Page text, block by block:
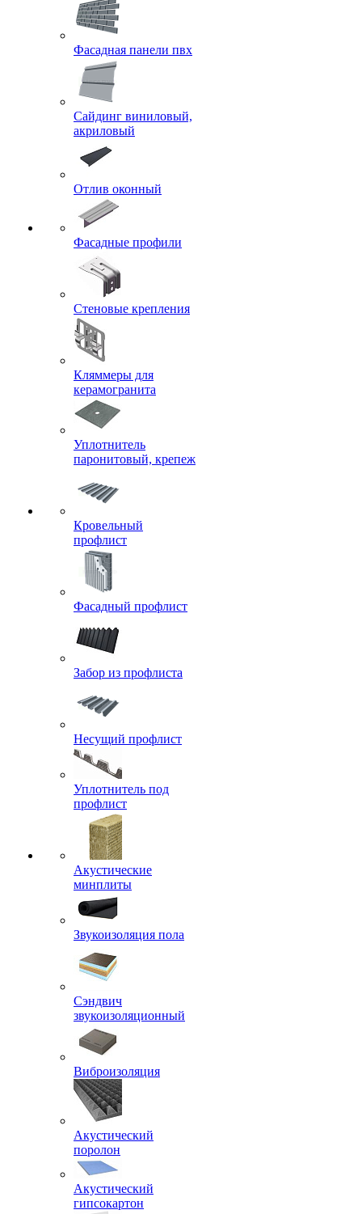
Фасадная панели пвх
Сайдинг виниловый,
акриловый
Отлив оконный
Фасадные профили
Стеновые крепления
Кляммеры для
керамогранита
Уплотнитель
паронитовый, крепеж
Кровельный
профлист
Фасадный профлист
Забор из профлиста
Несущий профлист
Уплотнитель под
профлист
Акустические
минплиты
Звукоизоляция пола
Сэндвич
звукоизоляционный
Виброизоляция
Акустический
поролон
Акустический
гипсокартон